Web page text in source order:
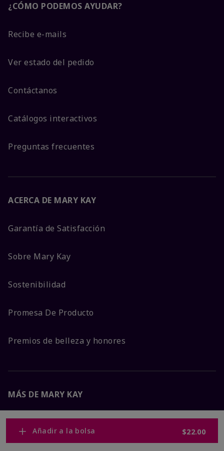
Añadir a la bolsa $22.00
¿CÓMO PODEMOS AYUDAR?
Recibe e-mails
Ver estado del pedido
Contáctanos
Catálogos interactivos
Preguntas frecuentes
ACERCA DE MARY KAY
Garantía de Satisfacción
Sobre Mary Kay
Sostenibilidad
Promesa De Producto
Premios de belleza y honores
MÁS DE MARY KAY